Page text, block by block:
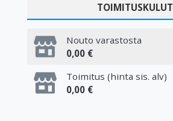
TOIMITUSKULUT
Nouto varastosta
0,00 €
Toimitus (hinta sis. alv)
0,00 €